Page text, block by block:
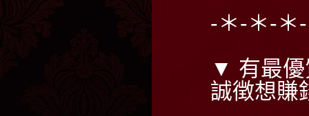
-＊-＊-＊
▼ 有最
誠徴想賺